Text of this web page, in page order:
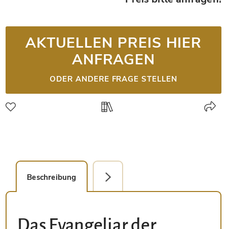
AKTUELLEN PREIS HIER
ANFRAGEN
ODER ANDERE FRAGE STELLEN
Beschreibung Faksimile-Editionen (1)